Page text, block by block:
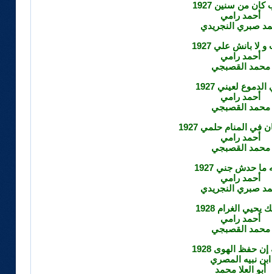
من سنين 1927
أحمد رامي
صبري النجريدي
لا بانش علي 1927
أحمد رامي
محمد القصبجي
لعيني 1927
أحمد رامي
محمد القصبجي
في المنام حلمي 1927
أحمد رامي
محمد القصبجي
ما حدش جني 1927
أحمد رامي
صبري النجريدي
يحيي الغرام 1928
أحمد رامي
محمد القصبجي
إن حفظ الهوى 1928
ابن نبيه المصري
أبو العلا محمد